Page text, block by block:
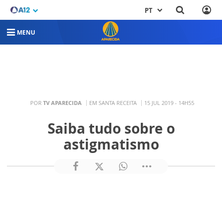
PT
MENU
POR TV APARECIDA EM SANTA RECEITA 15 JUL 2019 - 14H55
Saiba tudo sobre o
astigmatismo